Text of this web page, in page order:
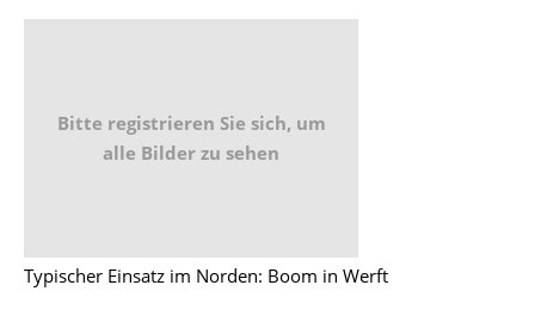
Bitte registrieren Sie sich, um
alle Bilder zu sehen
Typischer Einsatz im Norden: Boom in Werft